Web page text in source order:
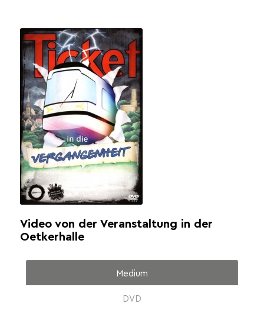
Video von der Veranstaltung in der
Oetkerhalle
Medium
DVD